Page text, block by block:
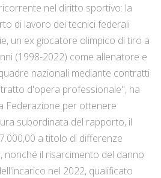
nel diritto sportivo: la
di lavoro dei tecnici federali
un ex giocatore olimpico di tiro a
(1998-2022) come allenatore e
nazionali mediante contratti
d'opera professionale", ha
Federazione per ottenere
subordinata del rapporto, il
a titolo di differenze
nonché il risarcimento del danno
nel 2022, qualificato